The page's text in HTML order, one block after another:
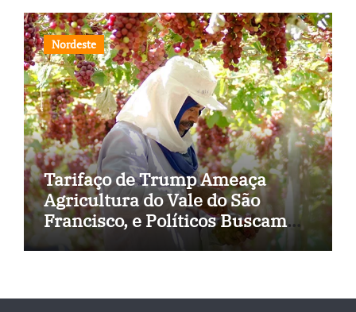
Nordeste
Tarifaço de Trump Ameaça
Agricultura do Vale do São
Francisco, e Políticos Buscam
Soluções